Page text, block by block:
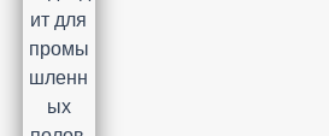
ит для
промы
шленн
ых